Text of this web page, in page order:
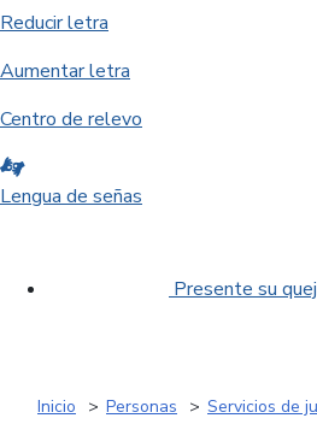
Reducir letra
Aumentar letra
Centro de relevo
Lengua de señas
Presente su
Inicio Personas Servicios de